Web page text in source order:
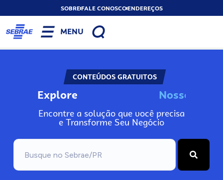
SOBREFALE CONOSCOENDEREÇOS
MENU
CONTEÚDOS GRATUITOS
Explore No
Encontre a solução que você precisa
e Transforme Seu Negócio